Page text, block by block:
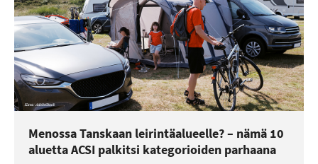
Menossa Tanskaan leirintäalueelle? – nämä 10
aluetta ACSI palkitsi kategorioiden parhaana